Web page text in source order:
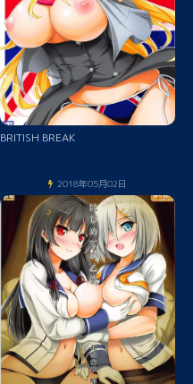
BRITISH BREAK
2018年05月02日